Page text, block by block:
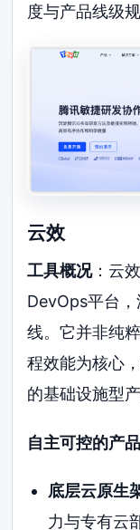
度与产品线级
云效
工具概况：云
DevOps平台
线。它并非纯
程效能为核心
的基础设施型产
自主可控的产
底层云原生
力与专有云